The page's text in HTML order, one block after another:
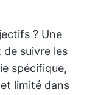
? Une
suivre les
spécifique,
limité dans